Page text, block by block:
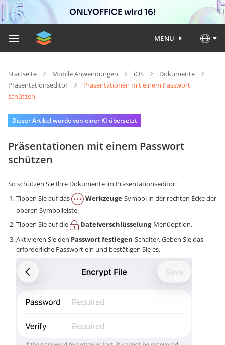
ONLYOFFICE wird 16!
MENU
Startseite Mobile Anwendungen iOS
Dokumente
Präsentationseditor
Präsentationen mit einem Passwort
schützen
Dieser Artikel wurde von einer KI übersetzt
Präsentationen mit einem Passwort
schützen
So schützen Sie Ihre Dokumente im Präsentationseditor:
Tippen Sie auf das
Werkzeuge-Symbol in der rechten Ecke der
oberen Symbolleiste.
Tippen Sie auf die
Dateiverschlüsselung-Menüoption.
Aktivieren Sie den Passwort festlegen-Schalter. Geben Sie das
erforderliche Passwort ein und bestätigen Sie es.